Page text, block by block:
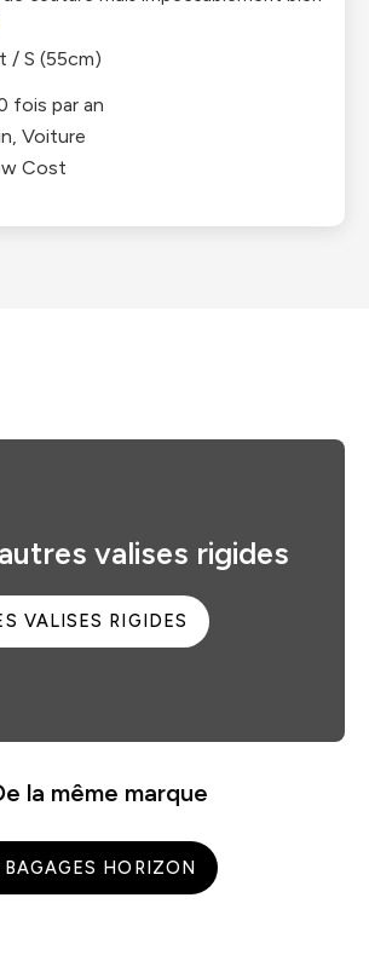
/ S (55cm)
fois par an
Voiture
Cost
valises rigides
VALISES RIGIDES
la même marque
HORIZON